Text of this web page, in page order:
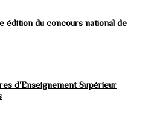
édition du concours national de
d'Enseignement Supérieur